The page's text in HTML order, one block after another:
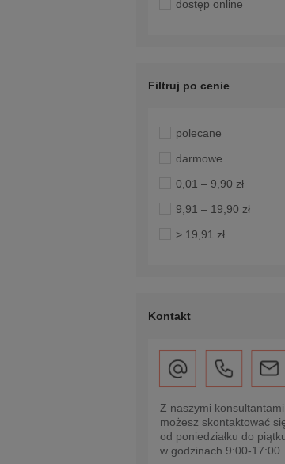
dostęp online
Filtruj po cenie
polecane
darmowe
0,01 – 9,90 zł
9,91 – 19,90 zł
> 19,91 zł
Kontakt
Z naszymi konsultantami
możesz skontaktować
od poniedziałku do
w godzinach 9:00-17:00.